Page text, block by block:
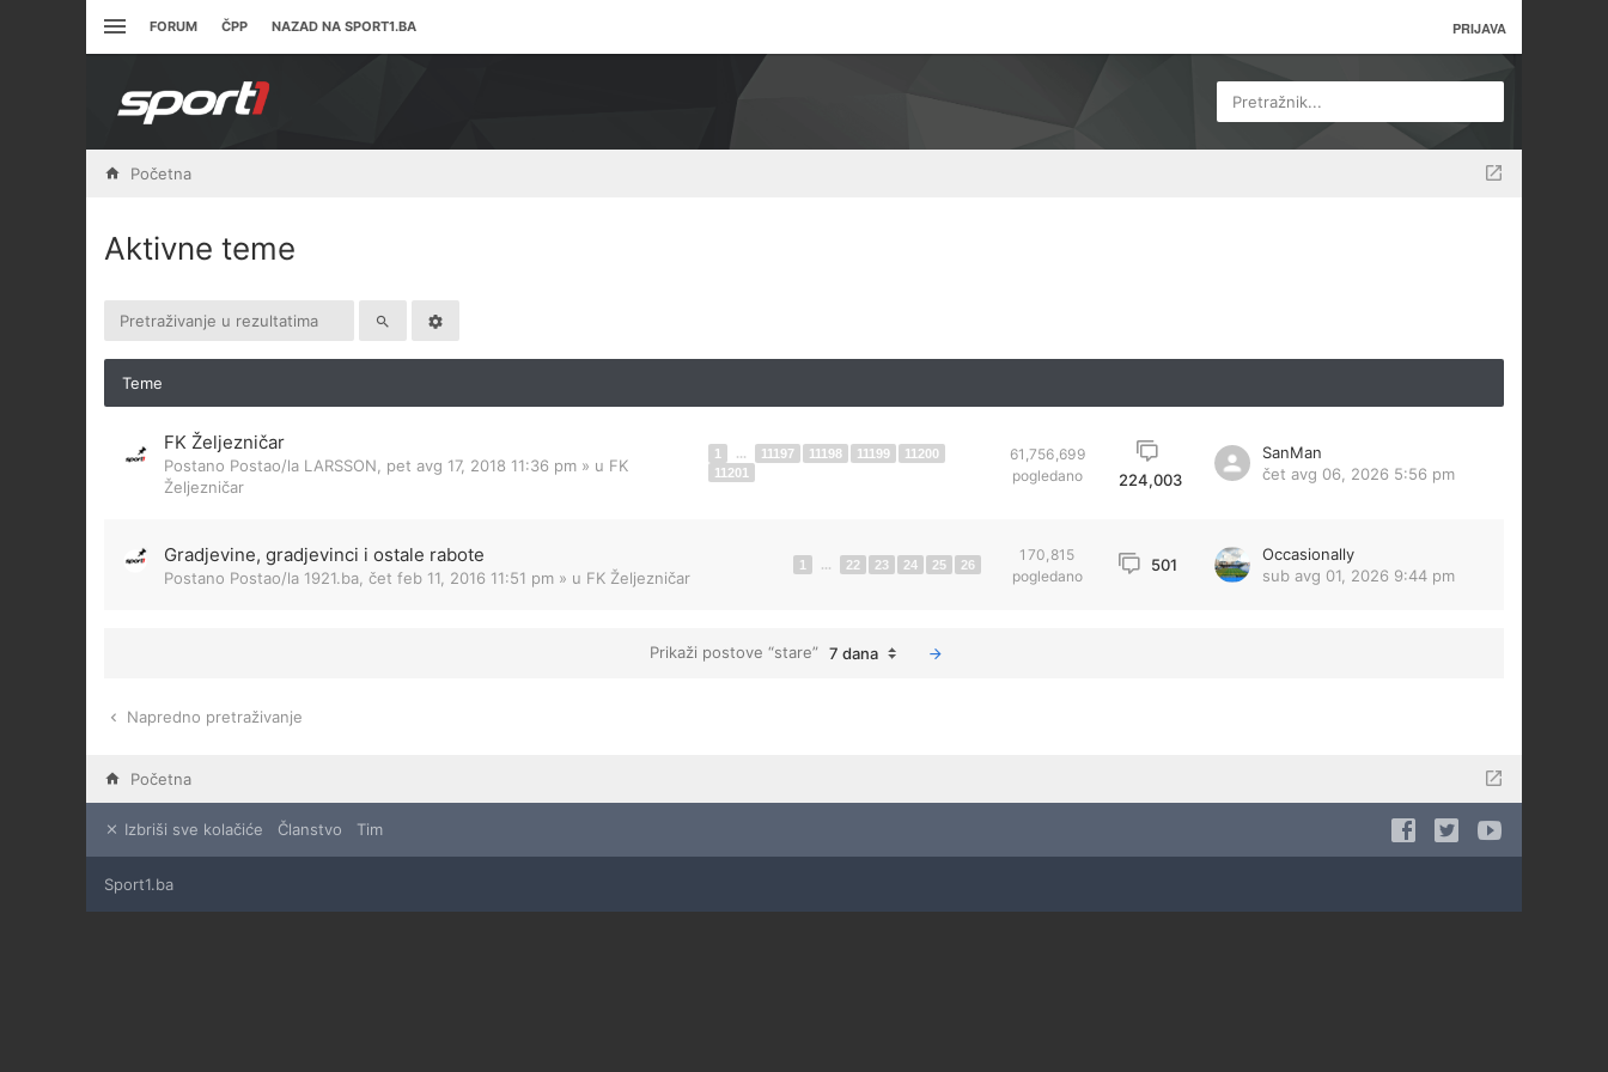
FORUM ČPP NAZAD NA SPORT1.BA PRIJAVA
Pretražnik...
Početna
Aktivne teme
Teme
FK Željezničar
Postano Postao/la LARSSON pet avg 17, 2018 11:36 pm » u FK
Željezničar
1 ... 11197 11198 11199
11200
11201
61,756,699
pogledano
224,003
SanMan
čet avg 06, 2026 5:56 pm
Gradjevine, gradjevinci i ostale rabote
Postano Postao/la 1921.ba čet feb 11, 2016 11:51 pm » u FK Željezničar
1 ... 22 23 24 25 26
170,815
pogledano
501
Occasionally
sub avg 01, 2026 9:44 pm
Prikaži postove “stare” 7 dana
Napredno pretraživanje
Početna
Izbriši sve kolačiće Članstvo Tim
Sport1.ba